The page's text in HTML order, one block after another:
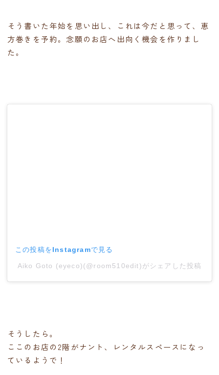
そう書いた年始を思い出し、これは今だと思って、恵
方巻きを予約。念願のお店へ出向く機会を作りまし
た。
この投稿をInstagramで見る
Aiko Goto (eyeco)(@room510edit)がシェアした投稿
そうしたら。
ここのお店の2階がナント、レンタルスペースになっ
ているようで！